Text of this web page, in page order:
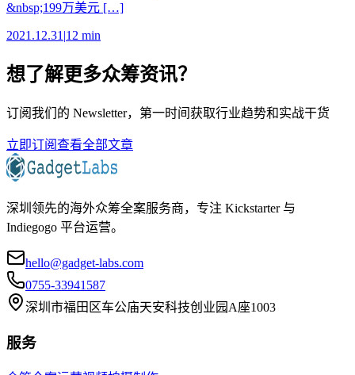
&nbsp;199万美元 […]
2021.12.31|12 min
想了解更多众筹资讯？
订阅我们的 Newsletter，第一时间获取行业趋势和实战干货
立即订阅查看全部文章
深圳领先的海外众筹全案服务商，专注 Kickstarter 与
Indiegogo 平台运营。
hello@gadget-labs.com
0755-33941587
深圳市福田区车公庙天安科技创业园A座1003
服务